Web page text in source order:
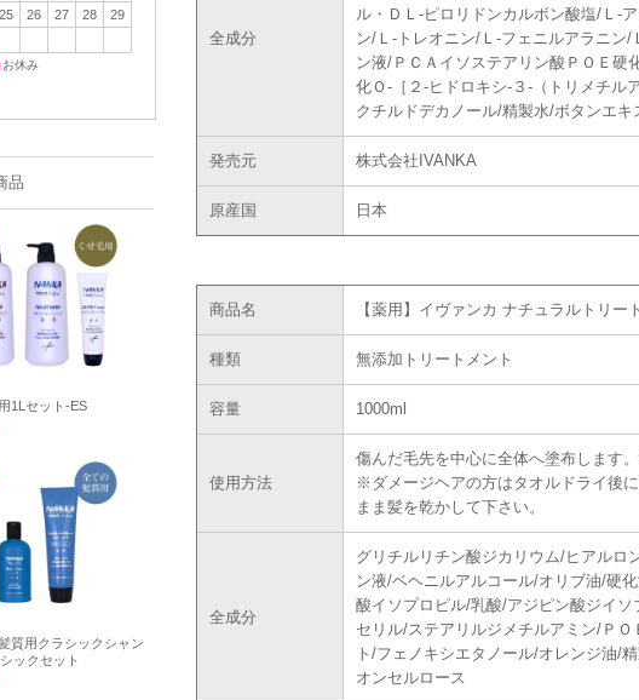
全成分
ル・ＤＬ-ピロリドンカルボン酸塩/Ｌ-
ン/Ｌ-トレオニン/Ｌ-フェニルアラニン
ン液/ＰＣＡイソステアリン酸ＰＯＥ硬
化Ｏ-［２-ヒドロキシ-３-（トリメチル
クチルドデカノール/精製水/ボタンエ
発売元 株式会社IVANKA
原産国 日本
商品名 【薬用】イヴァンカ ナチュラルトリー
種類 無添加トリートメント
容量 1000ml
使用方法
傷んだ毛先を中心に全体へ塗布します
※ダメージヘアの方はタオルドライ後
まま髪を乾かして下さい。
全成分
グリチルリチン酸ジカリウム/ヒアルロ
ン液/ベヘニルアルコール/オリブ油/硬
酸イソプロピル/乳酸/アジピン酸ジイ
セリル/ステアリルジメチルアミン/Ｐ
ト/フェノキシエタノール/オレンジ油/
オンセルロース
25 26 27 28
29
お休み
品
1Lセット-ES
質用クラシックシャン
ックセット